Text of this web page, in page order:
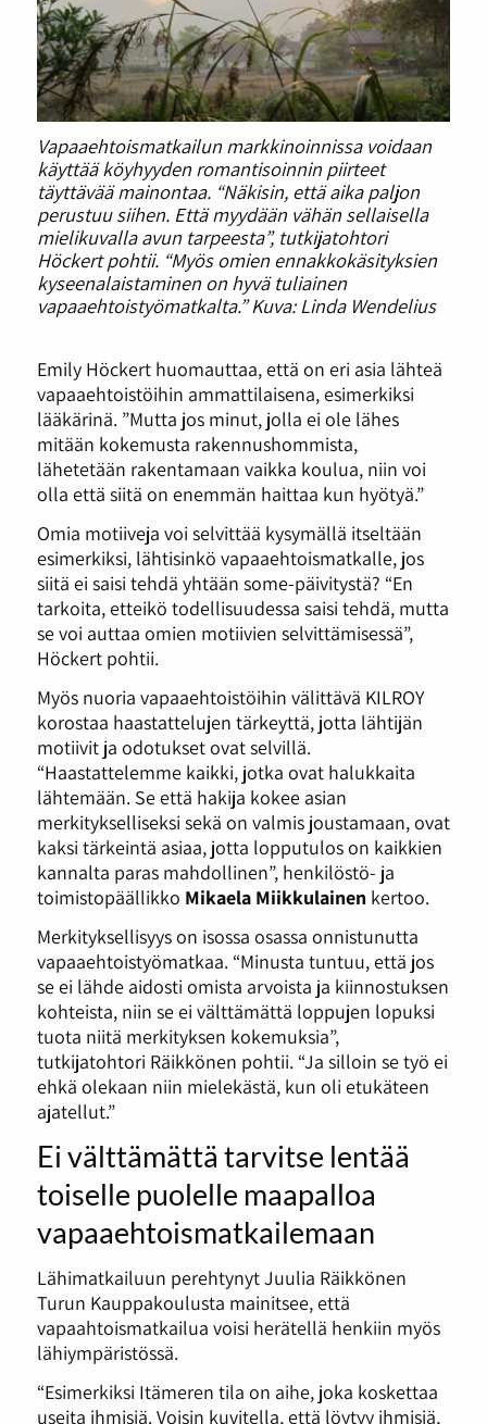
Vapaaehtoismatkailun markkinoinnissa voidaan
käyttää köyhyyden romantisoinnin piirteet
täyttävää mainontaa. “Näkisin, että aika paljon
perustuu siihen. Että myydään vähän sellaisella
mielikuvalla avun tarpeesta”, tutkijatohtori
Höckert pohtii. “Myös omien ennakkokäsityksien
kyseenalaistaminen on hyvä tuliainen
vapaaehtoistyömatkalta.” Kuva: Linda Wendelius
Emily Höckert huomauttaa, että on eri asia lähteä
vapaaehtoistöihin ammattilaisena, esimerkiksi
lääkärinä. ”Mutta jos minut, jolla ei ole lähes
mitään kokemusta rakennushommista,
lähetetään rakentamaan vaikka koulua, niin voi
olla että siitä on enemmän haittaa kun hyötyä.”
Omia motiiveja voi selvittää kysymällä itseltään
esimerkiksi, lähtisinkö vapaaehtoismatkalle, jos
siitä ei saisi tehdä yhtään some-päivitystä? “En
tarkoita, etteikö todellisuudessa saisi tehdä, mutta
se voi auttaa omien motiivien selvittämisessä”,
Höckert pohtii.
Myös nuoria vapaaehtoistöihin välittävä KILROY
korostaa haastattelujen tärkeyttä, jotta lähtijän
motiivit ja odotukset ovat selvillä.
“Haastattelemme kaikki, jotka ovat halukkaita
lähtemään. Se että hakija kokee asian
merkitykselliseksi sekä on valmis joustamaan, ovat
kaksi tärkeintä asiaa, jotta lopputulos on kaikkien
kannalta paras mahdollinen”, henkilöstö- ja
toimistopäällikko Mikaela Miikkulainenkertoo.
Merkityksellisyys on isossa osassa onnistunutta
vapaaehtoistyömatkaa. “Minusta tuntuu, että jos
se ei lähde aidosti omista arvoista ja kiinnostuksen
kohteista, niin se ei välttämättä loppujen lopuksi
tuota niitä merkityksen kokemuksia”,
tutkijatohtori Räikkönen pohtii. “Ja silloin se työ ei
ehkä olekaan niin mielekästä, kun oli etukäteen
ajatellut.”
Ei välttämättä tarvitse lentää
toiselle puolelle maapalloa
vapaaehtoismatkailemaan
Lähimatkailuun perehtynyt Juulia Räikkönen
Turun Kauppakoulusta mainitsee, että
vapaahtoismatkailua voisi herätellä henkiin myös
lähiympäristössä.
“Esimerkiksi Itämeren tila on aihe, joka koskettaa
useita ihmisiä. Voisin kuvitella, että löytyy ihmisiä,